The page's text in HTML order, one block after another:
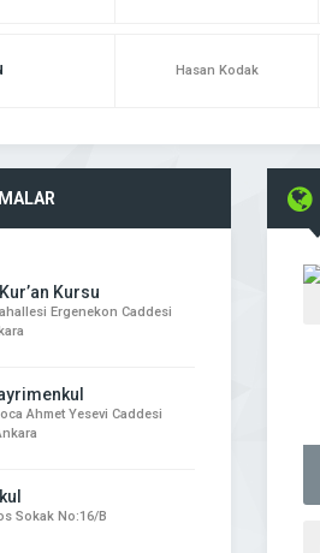
Hasan Kodak
Kursu
Ergenekon Caddesi
Ahmet Yesevi Caddesi
Sokak No:16/B